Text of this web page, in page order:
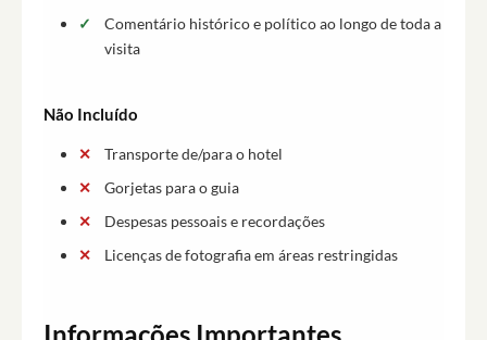
Comentário histórico e político ao longo de toda a
visita
Não Incluído
Transporte de/para o hotel
Gorjetas para o guia
Despesas pessoais e recordações
Licenças de fotografia em áreas restringidas